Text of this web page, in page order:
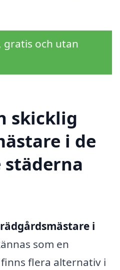
gratis och utan
skicklig
i de
i
som en
flera alternativ i